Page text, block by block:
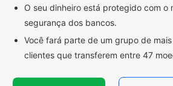
O seu dinheiro está protegido com o
segurança dos bancos.
Você fará parte de um grupo de
clientes que transferem entre 47